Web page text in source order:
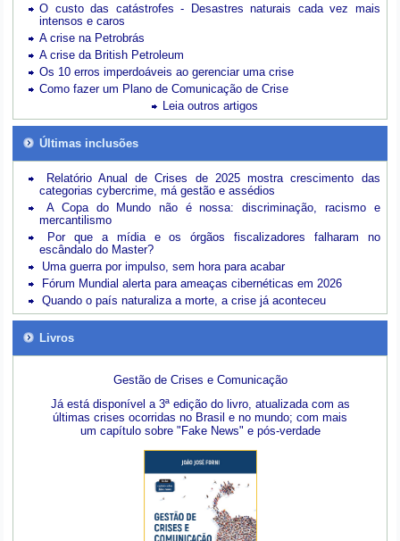
O custo das catástrofes -
Desastres naturais cada vez mais
intensos e caros
A crise na Petrobrás
A crise da British Petroleum
Os 10 erros imperdoáveis ao gerenciar uma crise
Como fazer um Plano de Comunicação de Crise
Leia outros artigos
Últimas inclusões
Relatório Anual de Crises de 2025 mostra crescimento das
categorias cybercrime, má gestão e assédios
A Copa do Mundo não é nossa: discriminação, racismo e
mercantilismo
Por que a mídia e os órgãos fiscalizadores falharam no
escândalo do Master?
Uma guerra por impulso, sem hora para acabar
Fórum Mundial alerta para ameaças cibernéticas em 2026
Quando o país naturaliza a morte, a crise já aconteceu
Livros
Gestão de Crises e Comunicação
Já está disponível a 3ª edição do livro, atualizada com as
últimas crises ocorridas no Brasil e no mundo; com mais
um capítulo sobre "Fake News" e pós-verdade